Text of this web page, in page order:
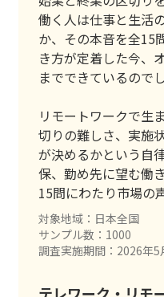
働く人は仕事と生活
か、その本音を全15
き方が定着した今、
までできているので
リモートワークで生
切りの難しさ、実施
が決めるかという自
保、勤め先に望む働
15問にわたり市場の
対象地域：日本全国
サンプル数：1000
調査実施期間：2026年5